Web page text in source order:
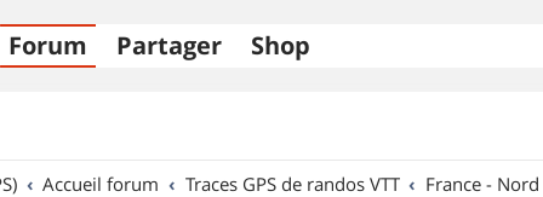
Forum Partager Shop
Accueil forum Traces GPS de randos VTT France - Nord